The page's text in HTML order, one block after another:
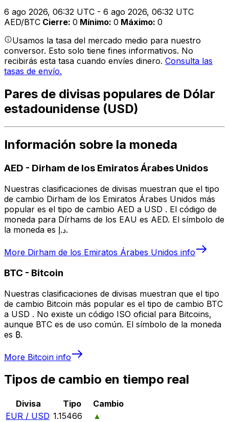
6 ago 2026, 06:32 UTC - 6 ago 2026, 06:32 UTC
AED/BTC Cierre: 0 Mínimo: 0 Máximo: 0
Usamos la tasa del mercado medio para nuestro
conversor. Esto solo tiene fines informativos. No
recibirás esta tasa cuando envíes dinero. Consulta las
tasas de envío.
Pares de divisas populares de Dólar
estadounidense (USD)
Información sobre la moneda
AED - Dirham de los Emiratos Árabes Unidos
Nuestras clasificaciones de divisas muestran que el tipo
de cambio Dirham de los Emiratos Árabes Unidos más
popular es el tipo de cambio AED a USD . El código de
moneda para Dírhams de los EAU es AED. El símbolo de
la moneda es د.إ.
More Dirham de los Emiratos Árabes Unidos info
BTC - Bitcoin
Nuestras clasificaciones de divisas muestran que el tipo
de cambio Bitcoin más popular es el tipo de cambio BTC
a USD . No existe un código ISO oficial para Bitcoins,
aunque BTC es de uso común. El símbolo de la moneda
es ₿.
More Bitcoin info
Tipos de cambio en tiempo real
Divisa Tipo
Cambio
EUR / USD 1.15466
▲